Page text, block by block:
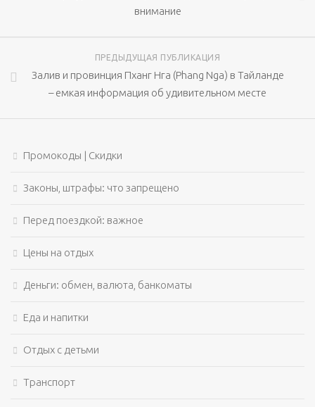
внимание
ПРЕДЫДУЩАЯ ПУБЛИКАЦИЯ
Залив и провинция Пханг Нга (Phang Nga) в Тайланде
– емкая информация об удивительном месте
Промокоды | Скидки
Законы, штрафы: что запрещено
Перед поездкой: важное
Цены на отдых
Деньги: обмен, валюта, банкоматы
Еда и напитки
Отдых с детьми
Транспорт